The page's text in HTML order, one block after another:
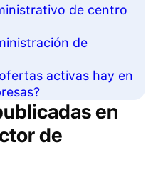
de centro
de
activas hay en
en
de